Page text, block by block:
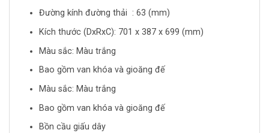
Đường kính đường thải : 63 (mm)
Kích thước (DxRxC): 701 x 387 x 699 (mm)
Màu sắc: Màu trắng
Bao gồm van khóa và gioăng đế
Màu sắc: Màu trắng
Bao gồm van khóa và gioăng đế
Bồn cầu giấu dây